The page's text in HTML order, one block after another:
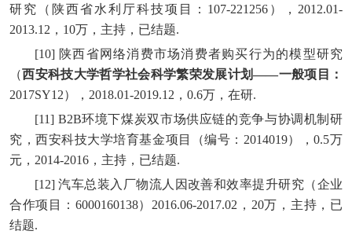
研究（陕西省水利厅科技项目：107-221256），2012.01-
2013.12，10万，主持，已结题.
[10] 陕西省网络消费市场消费者购买行为的模型研究
（西安科技大学哲学社会科学繁荣发展计划——一般项目：
2017SY12），2018.01-2019.12，0.6万，在研.
[11] B2B环境下煤炭双市场供应链的竞争与协调机制研
究，西安科技大学培育基金项目（编号：2014019），0.5万
元，2014-2016，主持，已结题.
[12] 汽车总装入厂物流人因改善和效率提升研究（企业
合作项目：6000160138）2016.06-2017.02，20万，主持，已
结题.